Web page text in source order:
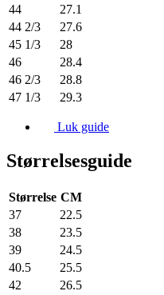
44
27.1
44 2/3
27.6
45 1/3
28
46
28.4
46 2/3
28.8
47 1/3
29.3
Luk guide
Størrelsesguide
Størrelse CM
37
22.5
38
23.5
39
24.5
40.5
25.5
42
26.5